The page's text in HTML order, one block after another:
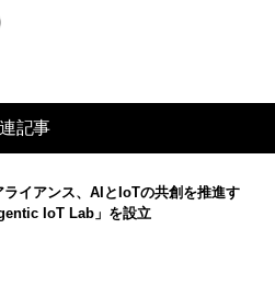
記事
ライアンス、AIとIoTの共創を推進す
IoT Lab」を設立